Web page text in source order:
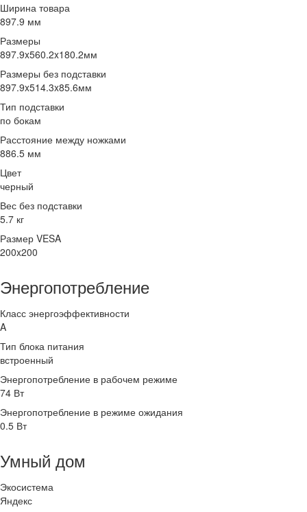
Ширина товара
897.9 мм
Размеры
897.9x560.2x180.2мм
Размеры без подставки
897.9x514.3x85.6мм
Тип подставки
по бокам
Расстояние между ножками
886.5 мм
Цвет
черный
Вес без подставки
5.7 кг
Размер VESA
200x200
Энергопотребление
Класс энергоэффективности
A
Тип блока питания
встроенный
Энергопотребление в рабочем режиме
74 Вт
Энергопотребление в режиме ожидания
0.5 Вт
Умный дом
Экосистема
Яндекс